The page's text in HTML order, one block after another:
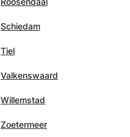
Schiedam
Tiel
Valkenswaard
Willemstad
Zoetermeer